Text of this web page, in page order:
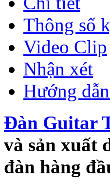
Thông số
Video Clip
Nhận xét
Hướng
Đàn Guitar
và sản xuất
đàn hàng